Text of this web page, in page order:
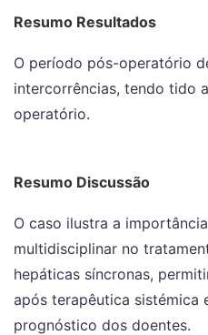
Resumo Resultados
O período pós-operatório
intercorrências, tendo tido
operatório.
Resumo Discussão
O caso ilustra a
multidisciplinar no
hepáticas síncronas,
após terapêutica sistémica
prognóstico dos doentes.